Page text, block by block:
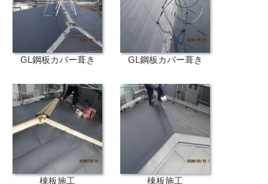
GL鋼板カバー葺き GL鋼板カバー葺き
棟板施工 棟板施工